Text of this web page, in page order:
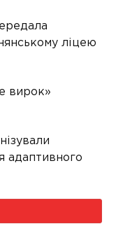
ліцею
вирок»
адаптивного